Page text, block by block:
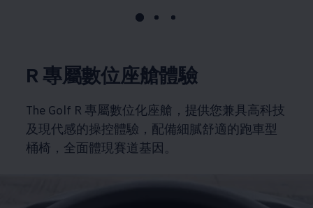
R 專屬數位座艙體驗
The Golf R 專屬數位化座艙，提供您兼具高科技
及現代感的操控體驗，配備細膩舒適的跑車型
桶椅，全面體現賽道基因。